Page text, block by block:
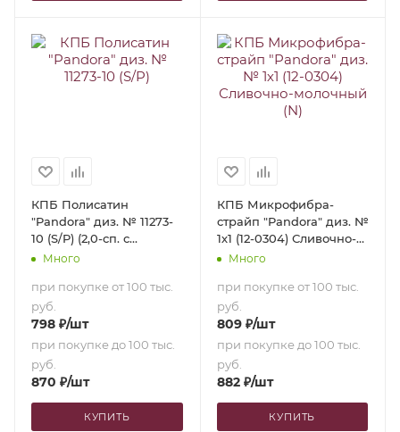
КПБ Полисатин
"Pandora" диз. № 11273-
10 (S/P) (2,0-сп. с
европростыней)
Много
при покупке от 100 тыс.
руб.
798 ₽/шт
при покупке до 100 тыс.
руб.
870 ₽/шт
КУПИТЬ
КПБ Микрофибра-
страйп "Pandora" диз. №
1х1 (12-0304) Сливочно-
молочный (N) (2,0-сп. с
Много
при покупке от 100 тыс.
руб.
809₽/шт
при покупке до 100 тыс.
руб.
882₽/шт
КУПИТЬ